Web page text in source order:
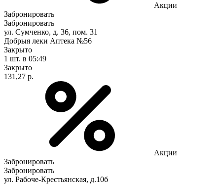
Акции
Забронировать
Забронировать
ул. Сумченко, д. 36, пом. 31
Добрыя леки Аптека №56
Закрыто
1 шт. в 05:49
Закрыто
131,27 р.
Акции
Забронировать
Забронировать
ул. Рабоче-Крестьянская, д.10б